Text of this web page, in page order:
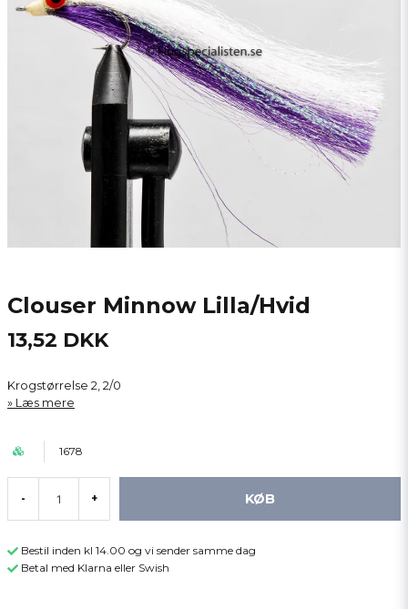
Clouser Minnow Lilla/Hvid
13,52 DKK
Krogstørrelse 2, 2/0
Læs mere
1678
- + KØB
Bestil inden kl 14.00 og vi sender samme dag
Betal med Klarna eller Swish